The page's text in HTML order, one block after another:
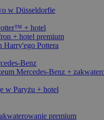
w Düsseldorfie
+ hotel
+ hotel premium
Harry'ego Pottera
Benz
Mercedes-Benz +
w Paryżu + hotel
premium